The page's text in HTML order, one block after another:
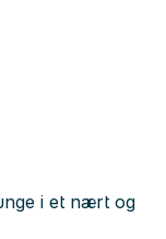
i et nært og